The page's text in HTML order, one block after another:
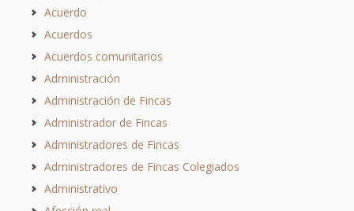
Acuerdo
Acuerdos
Acuerdos comunitarios
Administración
Administración de Fincas
Administrador de Fincas
Administradores de Fincas
Administradores de Fincas Colegiados
Administrativo